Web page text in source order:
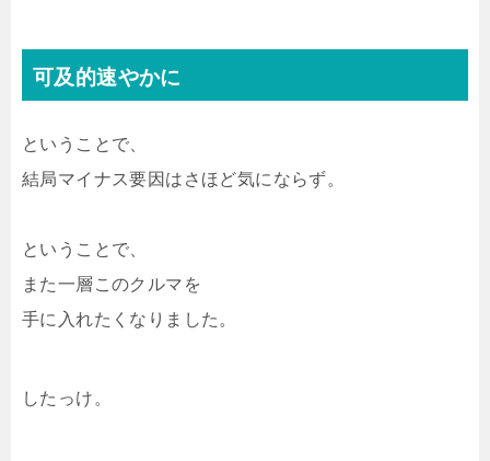
可及的速やかに
ということで、
結局マイナス要因はさほど気にならず。
ということで、
また一層このクルマを
手に入れたくなりました。
したっけ。